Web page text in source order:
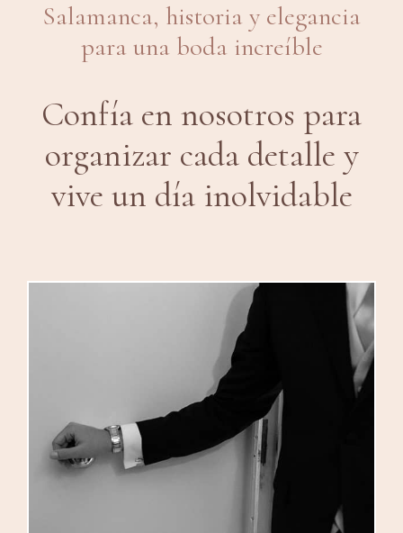
Salamanca, historia y elegancia
para una boda increíble
Confía en nosotros para
organizar cada detalle y
vive un día inolvidable